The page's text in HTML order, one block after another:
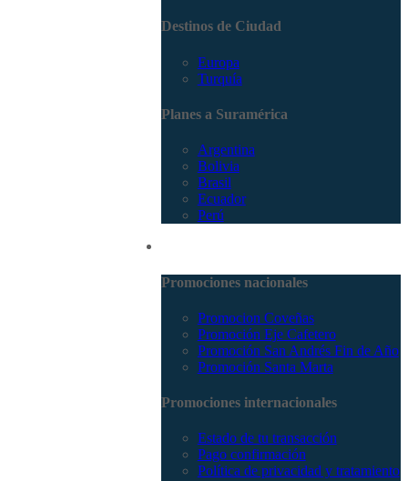
Destinos de Ciudad
Europa
Turquía
Planes a Suramérica
Argentina
Bolivia
Brasil
Ecuador
Perú
Promociones nacionales
Promocion Coveñas
Promoción Eje Cafetero
Promoción San Andrés Fin de Año
Promoción Santa Marta
Promociones internacionales
Estado de tu transacción
Pago confirmación
Política de privacidad y tratamiento